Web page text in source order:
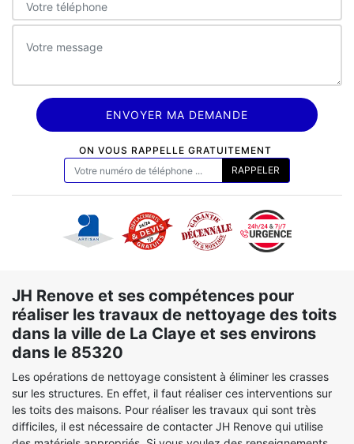
ON VOUS RAPPELLE GRATUITEMENT
JH Renove et ses compétences pour
réaliser les travaux de nettoyage des toits
dans la ville de La Claye et ses environs
dans le 85320
Les opérations de nettoyage consistent à éliminer les crasses
sur les structures. En effet, il faut réaliser ces interventions sur
les toits des maisons. Pour réaliser les travaux qui sont très
difficiles, il est nécessaire de contacter JH Renove qui utilise